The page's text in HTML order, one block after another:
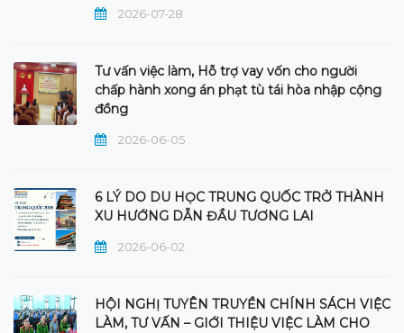
2026-07-28
Tư vấn việc làm, Hỗ trợ vay vốn cho người
chấp hành xong án phạt tù tái hòa nhập cộng
đồng
2026-06-05
6 LÝ DO DU HỌC TRUNG QUỐC TRỞ THÀNH
XU HƯỚNG DẪN ĐẦU TƯƠNG LAI
2026-06-02
HỘI NGHỊ TUYÊN TRUYỀN CHÍNH SÁCH VIỆC
LÀM, TƯ VẤN – GIỚI THIỆU VIỆC LÀM CHO